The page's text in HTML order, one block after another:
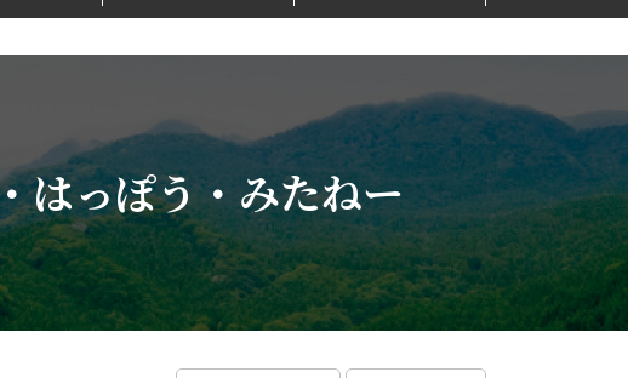
はっぽう・みたねー